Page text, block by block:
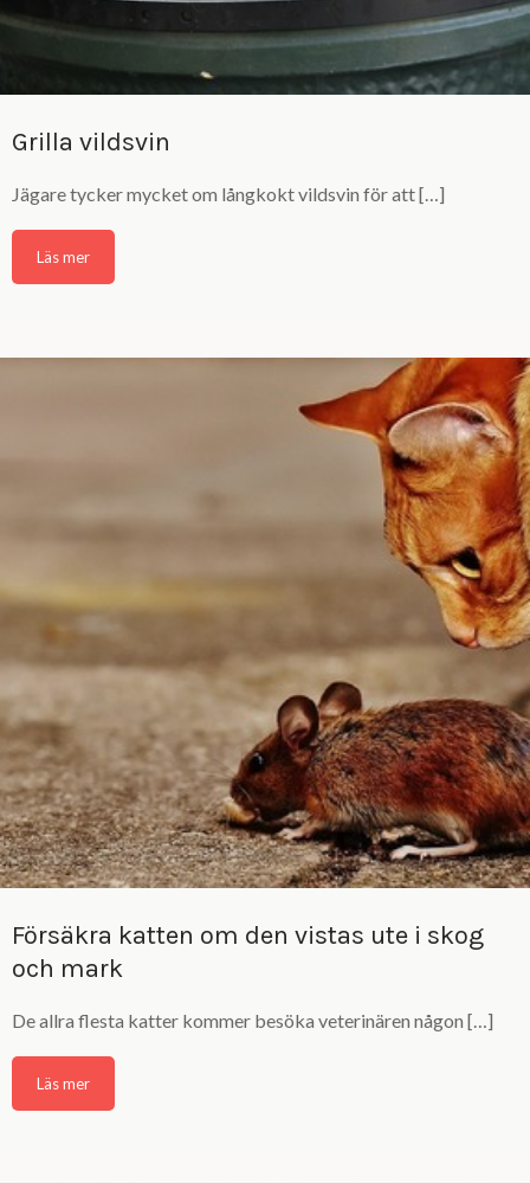
Grilla vildsvin
Jägare tycker mycket om långkokt vildsvin för att […]
Försäkra katten om den vistas ute i skog
och mark
De allra flesta katter kommer besöka veterinären någon […]